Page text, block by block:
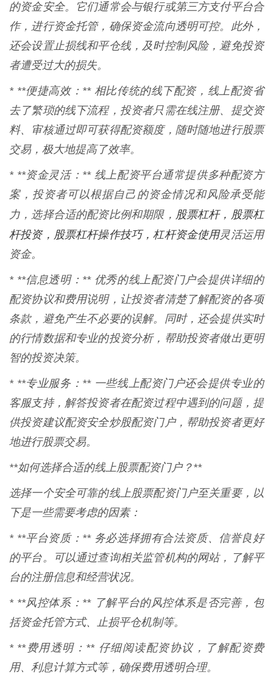
的资金安全。它们通常会与银行或第三方支付平台合
作，进行资金托管，确保资金流向透明可控。此外，
还会设置止损线和平仓线，及时控制风险，避免投资
者遭受过大的损失。
* **便捷高效：** 相比传统的线下配资，线上配资省
去了繁琐的线下流程，投资者只需在线注册、提交资
料、审核通过即可获得配资额度，随时随地进行股票
交易，极大地提高了效率。
* **资金灵活：** 线上配资平台通常提供多种配资方
案，投资者可以根据自己的资金情况和风险承受能
力，选择合适的配资比例和期限， 股票杠杆，股票杠
杆投资，股票杠杆操作技巧，杠杆资金使用灵活运用
资金。
* **信息透明：** 优秀的线上配资门户会提供详细的
配资协议和费用说明，让投资者清楚了解配资的各项
条款，避免产生不必要的误解。同时，还会提供实时
的行情数据和专业的投资分析，帮助投资者做出更明
智的投资决策。
* **专业服务：** 一些线上配资门户还会提供专业的
客服支持，解答投资者在配资过程中遇到的问题，提
供投资建议配资安全炒股配资门户，帮助投资者更好
地进行股票交易。
**如何选择合适的线上股票配资门户？**
选择一个安全可靠的线上股票配资门户至关重要，以
下是一些需要考虑的因素：
* **平台资质：** 务必选择拥有合法资质、信誉良好
的平台。可以通过查询相关监管机构的网站，了解平
台的注册信息和经营状况。
* **风控体系：** 了解平台的风控体系是否完善，包
括资金托管方式、止损平仓机制等。
* **费用透明：** 仔细阅读配资协议，了解配资费
用、利息计算方式等，确保费用透明合理。